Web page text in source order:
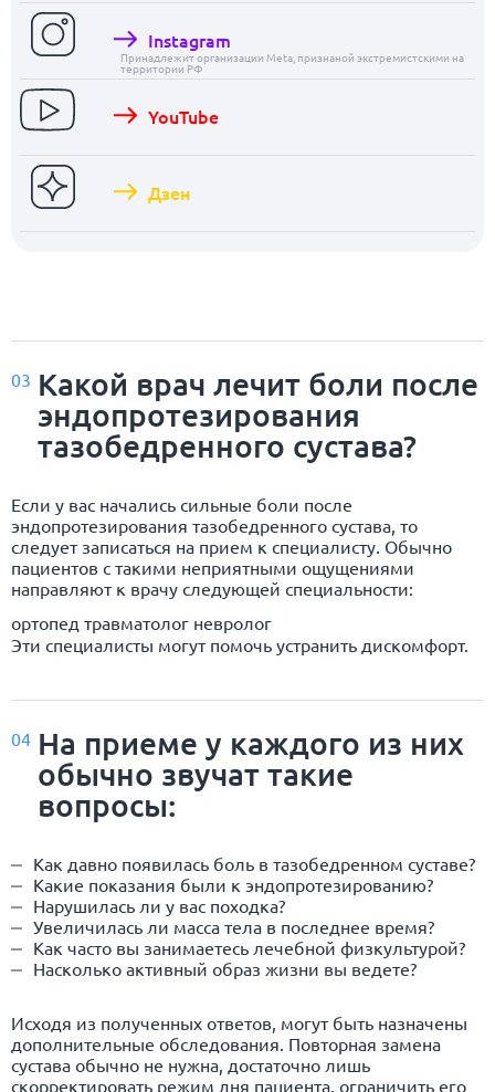
Instagram
Принадлежит организации Meta, признаной экстремистскими на
территории РФ
YouTube
Дзен
03 Какой врач лечит боли после
эндопротезирования
тазобедренного сустава?
Если у вас начались сильные боли после
эндопротезирования тазобедренного сустава, то
следует записаться на прием к специалисту. Обычно
пациентов с такими неприятными ощущениями
направляют к врачу следующей специальности:
ортопед травматолог невролог
Эти специалисты могут помочь устранить дискомфорт.
04 На приеме у каждого из них
обычно звучат такие
вопросы:
Как давно появилась боль в тазобедренном суставе?
Какие показания были к эндопротезированию?
Нарушилась ли у вас походка?
Увеличилась ли масса тела в последнее время?
Как часто вы занимаетесь лечебной физкультурой?
Насколько активный образ жизни вы ведете?
Исходя из полученных ответов, могут быть назначены
дополнительные обследования. Повторная замена
сустава обычно не нужна, достаточно лишь
скорректировать режим дня пациента, ограничить его